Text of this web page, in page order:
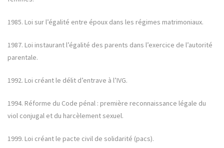
1985. Loi sur l’égalité entre époux dans les régimes matrimoniaux.
1987. Loi instaurant l’égalité des parents dans l’exercice de l’autorité
parentale.
1992. Loi créant le délit d’entrave à l’IVG.
1994. Réforme du Code pénal : première reconnaissance légale du
viol conjugal et du harcèlement sexuel.
1999. Loi créant le pacte civil de solidarité (pacs).